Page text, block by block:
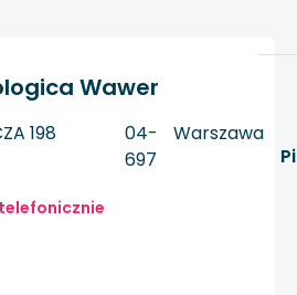
Wawer
198
04-
697
Warszawa